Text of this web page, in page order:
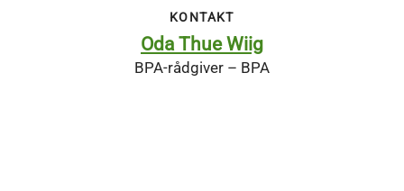
KONTAKT
Oda Thue Wiig
BPA-rådgiver – BPA